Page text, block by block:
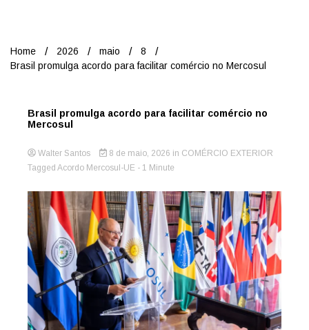
Home 2026 maio
8
Brasil promulga acordo para facilitar comércio no Mercosul
Brasil promulga acordo para facilitar comércio no
Mercosul
Walter Santos 8 de maio, 2026 in COMÉRCIO EXTERIOR
Tagged Acordo Mercosul-UE - 1 Minute